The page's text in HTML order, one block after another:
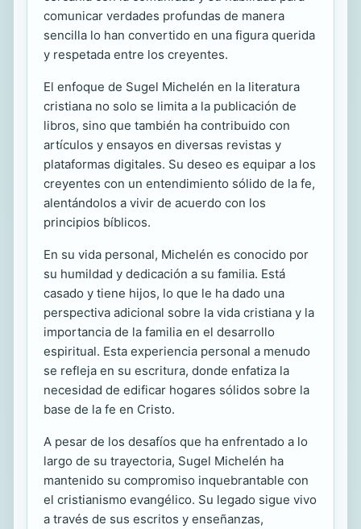
comunicar verdades profundas de manera
sencilla lo han convertido en una figura querida
y respetada entre los creyentes.
El enfoque de Sugel Michelén en la literatura
cristiana no solo se limita a la publicación de
libros, sino que también ha contribuido con
artículos y ensayos en diversas revistas y
plataformas digitales. Su deseo es equipar a los
creyentes con un entendimiento sólido de la fe,
alentándolos a vivir de acuerdo con los
principios bíblicos.
En su vida personal, Michelén es conocido por
su humildad y dedicación a su familia. Está
casado y tiene hijos, lo que le ha dado una
perspectiva adicional sobre la vida cristiana y la
importancia de la familia en el desarrollo
espiritual. Esta experiencia personal a menudo
se refleja en su escritura, donde enfatiza la
necesidad de edificar hogares sólidos sobre la
base de la fe en Cristo.
A pesar de los desafíos que ha enfrentado a lo
largo de su trayectoria, Sugel Michelén ha
mantenido su compromiso inquebrantable con
el cristianismo evangélico. Su legado sigue vivo
a través de sus escritos y enseñanzas,